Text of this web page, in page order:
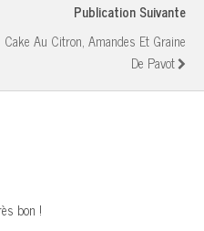
Publication Suivante
Cake Au Citron, Amandes Et Graine
De Pavot
bon !